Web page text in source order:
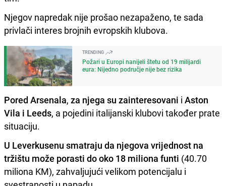
Njegov napredak nije prošao nezapaženo, te sada
privlači interes brojnih evropskih klubova.
TRENDING
Požari u Europi nanijeli štetu od 19 milijardi
eura: Nijedno područje nije bez rizika
Pored Arsenala, za njega su zainteresovani i Aston
Vila i Leeds, a pojedini italijanski klubovi također prate
situaciju.
U Leverkusenu smatraju da njegova vrijednost na
tržištu može porasti do oko 18 miliona funti (40.70
miliona KM), zahvaljujući velikom potencijalu i